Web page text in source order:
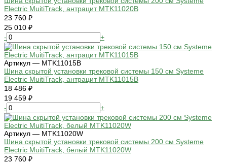
Electric MuitiTrack, антрацит MTK11020B
23 760 ₽
25 010 ₽
-
+
Артикул — MTK11015B
Шина скрытой установки трековой системы 150 см Systeme
Electric MuitiTrack, антрацит MTK11015B
18 486 ₽
19 459 ₽
-
+
Артикул — MTK11020W
Шина скрытой установки трековой системы 200 см Systeme
Electric MuitiTrack, белый MTK11020W
23 760 ₽